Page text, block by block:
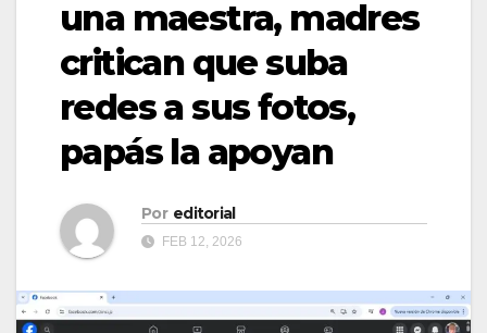
una maestra, madres
critican que suba
redes a sus fotos,
papás la apoyan
Por editorial
FEB 12, 2026